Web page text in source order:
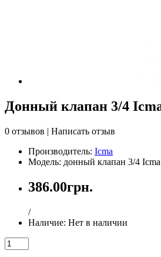
Донный клапан 3/4
0 отзывов | Написать отзыв
Производитель: Icma
Модель: донный клапан 3/4
386.00грн.
/
Наличие: Нет в наличии